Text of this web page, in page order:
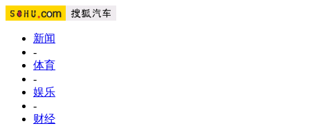
新闻
-
体育
-
娱乐
-
财经